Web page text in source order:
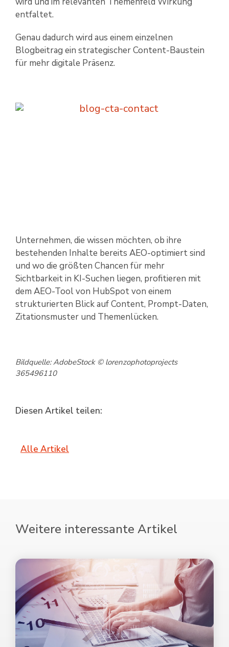
entfaltet.
Genau dadurch wird aus einem einzelnen
Blogbeitrag ein strategischer Content-Baustein
für mehr digitale Präsenz.
Unternehmen, die wissen möchten, ob ihre
bestehenden Inhalte bereits AEO-optimiert sind
und wo die größten Chancen für mehr
Sichtbarkeit in KI-Suchen liegen, profitieren mit
dem AEO-Tool von HubSpot von einem
strukturierten Blick auf Content, Prompt-Daten,
Zitationsmuster und Themenlücken.
Bildquelle: AdobeStock © lorenzophotoprojects
365496110
Diesen Artikel teilen:
Alle Artikel
Weitere interessante Artikel